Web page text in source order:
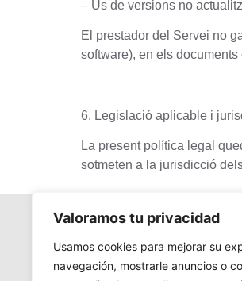
Valoramos tu privacidad
Usamos cookies para mejorar su
navegación, mostrarle anuncios o
– Ús de versions no
El prestador del Servei no
software), en els
6. Legislació aplicable i
La present política legal
sotmeten a la jurisdicció